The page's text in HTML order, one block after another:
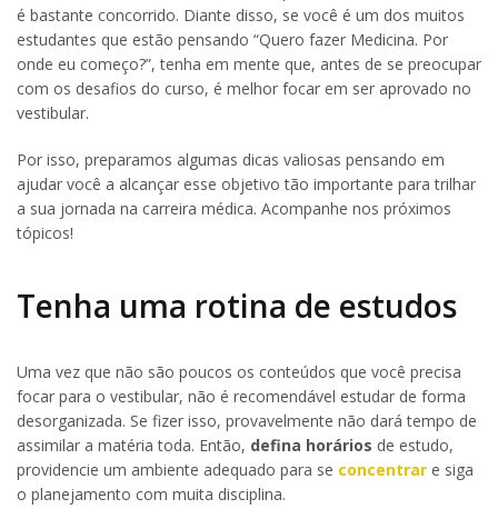
é bastante concorrido. Diante disso, se você é um dos muitos
estudantes que estão pensando “Quero fazer Medicina. Por
onde eu começo?”, tenha em mente que, antes de se preocupar
com os desafios do curso, é melhor focar em ser aprovado no
vestibular.
Por isso, preparamos algumas dicas valiosas pensando em
ajudar você a alcançar esse objetivo tão importante para trilhar
a sua jornada na carreira médica. Acompanhe nos próximos
tópicos!
Tenha uma rotina de estudos
Uma vez que não são poucos os conteúdos que você precisa
focar para o vestibular, não é recomendável estudar de forma
desorganizada. Se fizer isso, provavelmente não dará tempo de
assimilar a matéria toda. Então, defina horários de estudo,
providencie um ambiente adequado para se concentrar e siga
o planejamento com muita disciplina.